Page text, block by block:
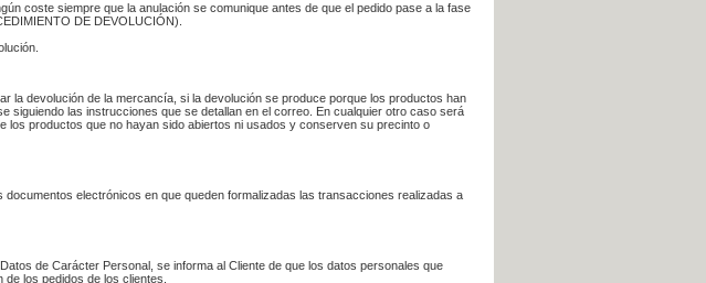
coste siempre que la anulación se comunique antes de que el pedido pase a la fase
DE DEVOLUCIÓN).
la devolución de la mercancía, si la devolución se produce porque los productos han
siguiendo las instrucciones que se detallan en el correo. En cualquier otro caso será
los productos que no hayan sido abiertos ni usados y conserven su precinto o
electrónicos en que queden formalizadas las transacciones realizadas a
de Carácter Personal, se informa al Cliente de que los datos personales que
los pedidos de los clientes.